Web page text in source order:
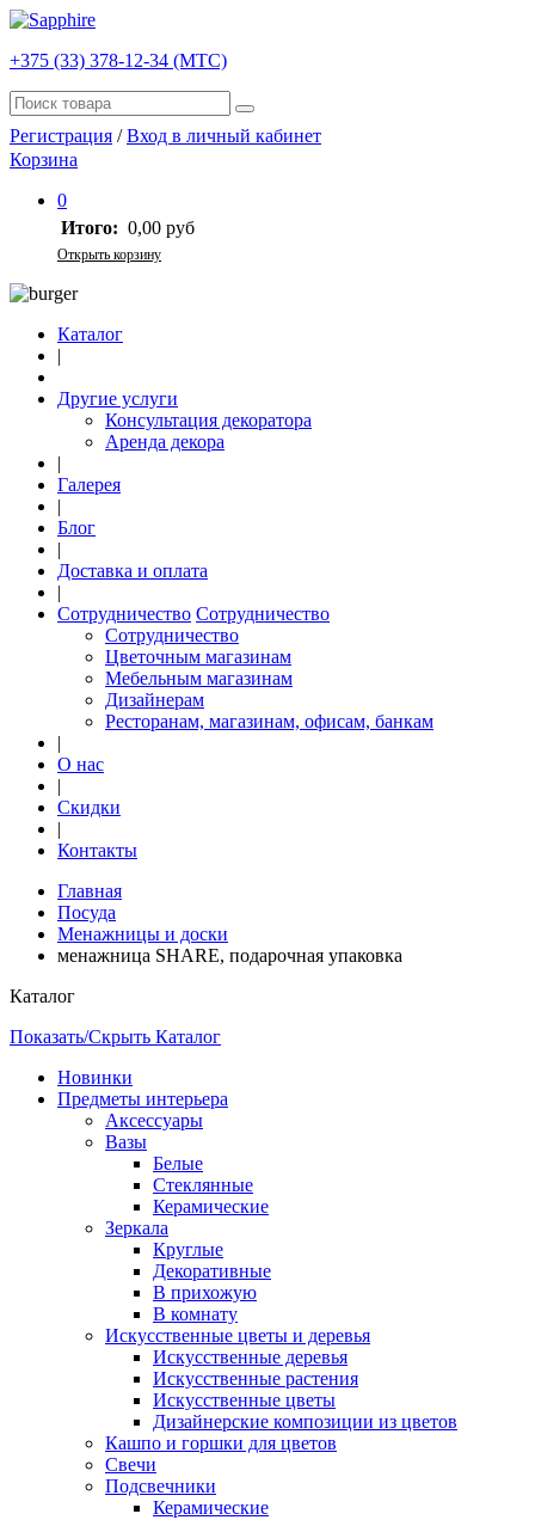
+375 (33) 378-12-34 (МТС)
Регистрация /Вход в личный кабинет
Корзина
0
Итого: 0,00 руб
Открыть корзину
Каталог
|
Другие услуги
Консультация декоратора
Аренда декора
|
Галерея
|
Блог
|
Доставка и оплата
|
Сотрудничество Сотрудничество
Сотрудничество
Цветочным магазинам
Мебельным магазинам
Дизайнерам
Ресторанам, магазинам, офисам, банкам
|
О нас
|
Скидки
|
Контакты
Главная
Посуда
Менажницы и доски
менажница SHARE, подарочная упаковка
Каталог
Показать/Скрыть Каталог
Новинки
Предметы интерьера
Аксессуары
Вазы
Белые
Стеклянные
Керамические
Зеркала
Круглые
Декоративные
В прихожую
В комнату
Искусственные цветы и деревья
Искусственные деревья
Искусственные растения
Искусственные цветы
Дизайнерские композиции из цветов
Кашпо и горшки для цветов
Свечи
Подсвечники
Керамические